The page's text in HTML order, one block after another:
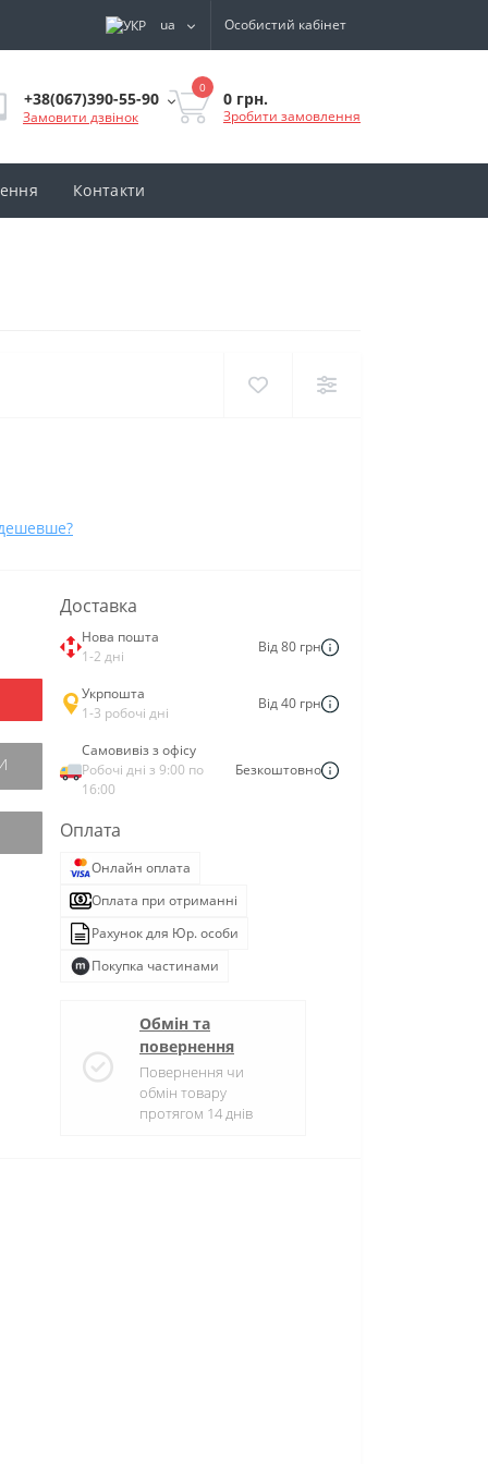
ua Особистий кабінет
+38(067)390-55-90
Замовити дзвінок
0
0 грн.
Зробити замовлення
Контакти
Доставка
Нова пошта
1-2 дні
Від 80 грн
Укрпошта
1-3 робочі дні
Від 40 грн
Самовивіз з офісу
Робочі дні з 9:00 по
16:00
Безкоштовно
Оплата
Онлайн оплата
Оплата при отриманні
Рахунок для Юр. особи
Покупка частинами
Обмін та
повернення
Повернення чи
обмін товару
протягом 14 днів